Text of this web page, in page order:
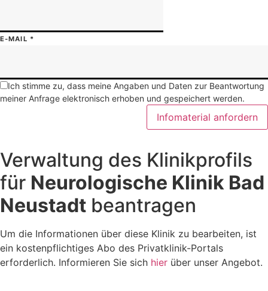
E-MAIL *
Ich stimme zu, dass meine Angaben und Daten zur Beantwortung
meiner Anfrage elektronisch erhoben und gespeichert werden.
Infomaterial anfordern
Verwaltung des Klinikprofils
für Neurologische Klinik Bad
Neustadt beantragen
Um die Informationen über diese Klinik zu bearbeiten, ist
ein kostenpflichtiges Abo des Privatklinik-Portals
erforderlich. Informieren Sie sich hier über unser Angebot.